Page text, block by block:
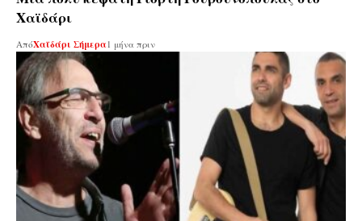
Χαϊδάρι
ΑπόΧαϊδάρι Σήμερα 1 μήνα πριν